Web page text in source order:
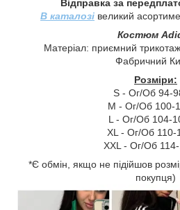
Відправка за
В каталозі великий
Костюм
Матеріал: приємний
Фабричний
Розміри:
S - Ог/Об 94-
М - Ог/Об 100-
L - Ог/Об 104-
XL - Ог/Об 110-
XХL - Ог/Об
*Є обмін, якщо не підійшов
покупця)